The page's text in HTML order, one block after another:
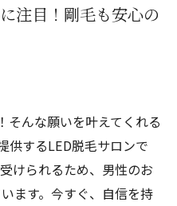
注目！剛毛も安心の
そんな願いを叶えてくれる
供するLED脱毛サロンで
けられるため、男性のお
ます。今すぐ、自信を持